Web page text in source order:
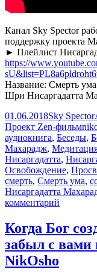
Канал Sky Spector
поддержку проекта
► Плейлист
https://
Название: Смерть
Шри Нисаргадаттa
Опубликовано
01.06.2018Автор
Sky Spector
Проект Zen-фильм
аудиокнига, Беседы,
Махарадж,
Нисаргадаттa,
Освобождение,
смерть, Смерть ума,
Нисаргадаттa
комментарий
ума
—
Когда Бог
забыл с вами
NikOsho